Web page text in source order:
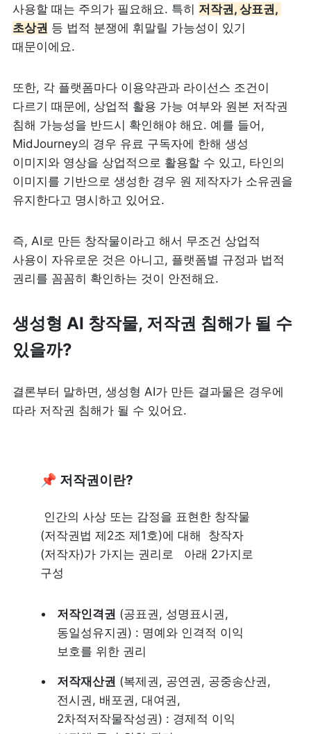
사용할 때는 주의가 필요해요. 특히 저작권, 상표권,
초상권 등 법적 분쟁에 휘말릴 가능성이 있기
때문이에요.
또한, 각 플랫폼마다 이용약관과 라이선스 조건이
다르기 때문에, 상업적 활용 가능 여부와 원본 저작권
침해 가능성을 반드시 확인해야 해요. 예를 들어,
MidJourney의 경우 유료 구독자에 한해 생성
이미지와 영상을 상업적으로 활용할 수 있고, 타인의
이미지를 기반으로 생성한 경우 원 제작자가 소유권을
유지한다고 명시하고 있어요.
즉, AI로 만든 창작물이라고 해서 무조건 상업적
사용이 자유로운 것은 아니고, 플랫폼별 규정과 법적
권리를 꼼꼼히 확인하는 것이 안전해요.
생성형 AI 창작물, 저작권 침해가 될 수
있을까?
결론부터 말하면, 생성형 AI가 만든 결과물은 경우에
따라 저작권 침해가 될 수 있어요.
📌 저작권이란?
(저작권법 제2조 제1호)에 대해  창작자
(저작자)가 가지는 권리로   아래 2가지로
구성
저작인격권 (공표권, 성명표시권,
동일성유지권) : 명예와 인격적 이익
보호를 위한 권리
저작재산권 (복제권, 공연권, 공중송산권,
전시권, 배포권, 대여권,
2차적저작물작성권) : 경제적 이익